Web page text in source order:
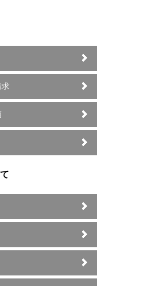
求